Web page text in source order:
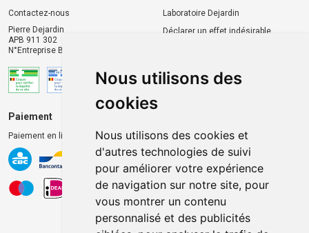
Nous utilisons des
cookies
Nous utilisons des cookies et
d'autres technologies de suivi
pour améliorer votre expérience
de navigation sur notre site, pour
vous montrer un contenu
personnalisé et des publicités
Contactez-nous
Pierre Dejardin
APB 911 302
N°Entreprise BE0446.901.764
Laboratoire Dejardin
Déclarer un effet indésirable
Paiement
Paiement en ligne 100% sécurisé
Livraison chez vous
Livraison dans un Point
d’enlèvement
Retrait dans la pharmacie
Retrait en casiers extérieurs